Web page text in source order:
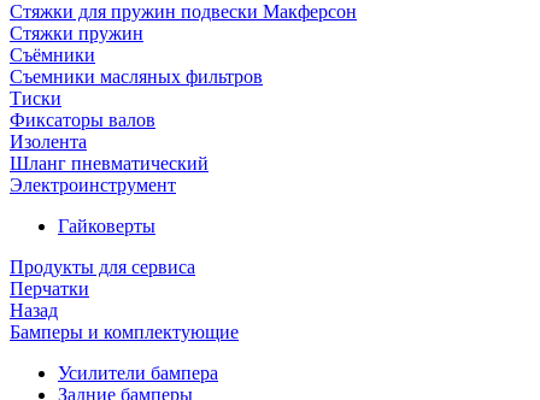
Стяжки для пружин подвески Макферсон
Стяжки пружин
Съёмники
Съемники масляных фильтров
Тиски
Фиксаторы валов
Изолента
Шланг пневматический
Электроинструмент
Гайковерты
Продукты для сервиса
Перчатки
Назад
Бамперы и комплектующие
Усилители бампера
Задние бамперы